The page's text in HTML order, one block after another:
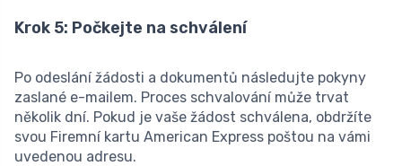
Krok 5: Počkejte na schválení
Po odeslání žádosti a dokumentů následujte pokyny
zaslané e-mailem. Proces schvalování může trvat
několik dní. Pokud je vaše žádost schválena, obdržíte
svou Firemní kartu American Express poštou na vámi
uvedenou adresu.